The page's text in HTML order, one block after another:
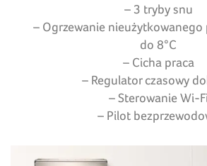
– 3 tryby snu
– Ogrzewanie nieużytkowanego
do 8°C
– Cicha praca
– Regulator czasowy
– Sterowanie Wi-Fi
– Pilot